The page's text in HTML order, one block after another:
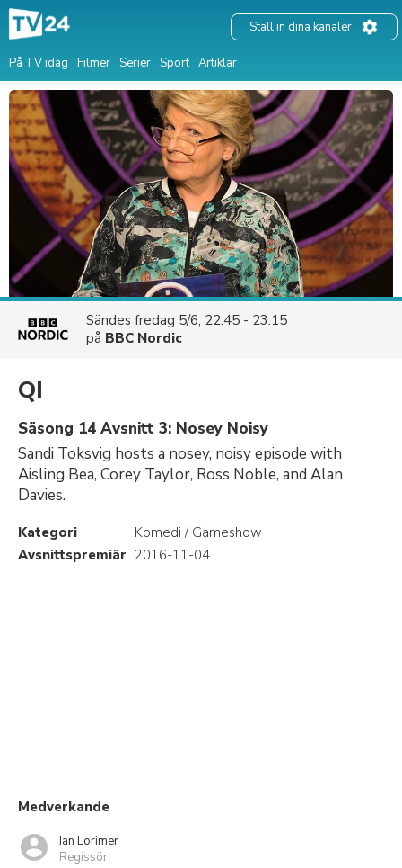
På TV idag Filmer Serier Sport Artiklar
Ställ in dina kanaler
Sändes fredag 5/6, 22:45 - 23:15
på BBC Nordic
QI
Säsong 14 Avsnitt 3: Nosey Noisy
Sandi Toksvig hosts a nosey, noisy episode with
Aisling Bea, Corey Taylor, Ross Noble, and Alan
Davies.
Kategori
Komedi / Gameshow
Avsnittspremiär 2016-11-04
Medverkande
Ian Lorimer
Regissör